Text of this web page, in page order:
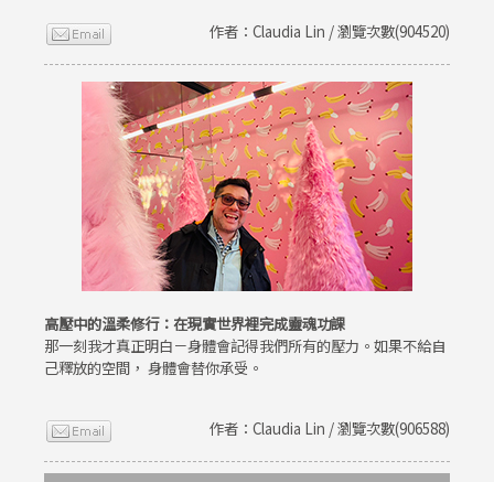
作者：Claudia Lin / 瀏覽次數(904520)
高壓中的溫柔修行：在現實世界裡完成靈魂功課
那一刻我才真正明白－身體會記得我們所有的壓力。如果不給自
己釋放的空間， 身體會替你承受。
作者：Claudia Lin / 瀏覽次數(906588)